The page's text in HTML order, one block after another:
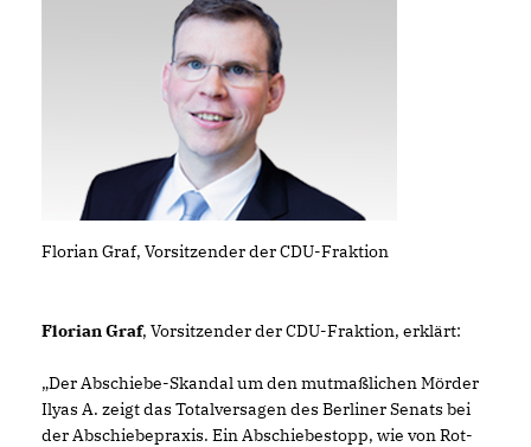
Florian Graf, Vorsitzender der CDU-Fraktion
Florian Graf, Vorsitzender der CDU-Fraktion, erklärt:
Der Abschiebe-Skandal um den mutmaßlichen Mörder
Ilyas A. zeigt das Totalversagen des Berliner Senats bei
der Abschiebepraxis. Ein Abschiebestopp, wie von Rot-